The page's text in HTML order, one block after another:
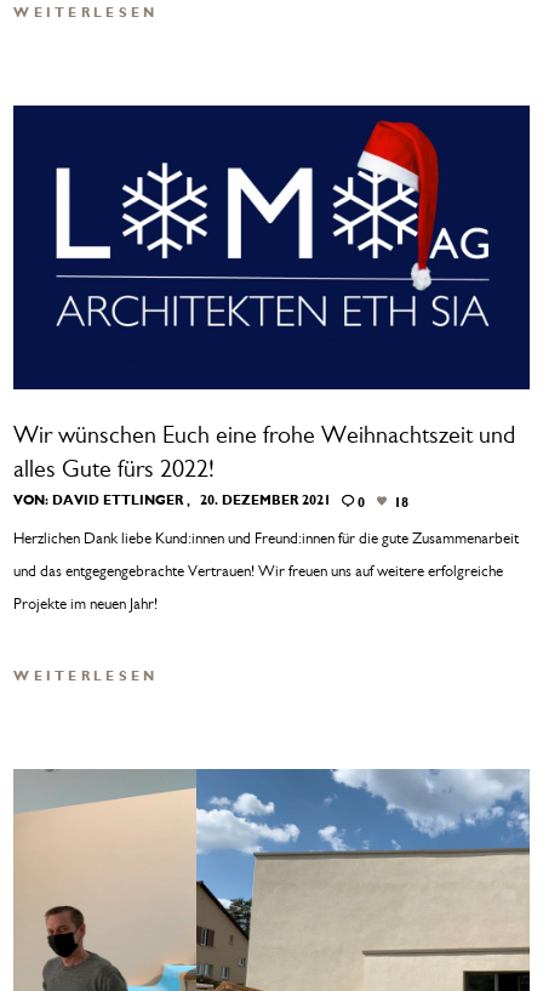
WEITERLESEN
Wir wünschen Euch eine frohe Weihnachtszeit und
alles Gute fürs 2022!
VON:DAVID ETTLINGER 20. DEZEMBER 2021 0 18
Herzlichen Dank liebe Kund:innen und Freund:innen für die gute Zusammenarbeit
und das entgegengebrachte Vertrauen! Wir freuen uns auf weitere erfolgreiche
Projekte im neuen Jahr!
WEITERLESEN